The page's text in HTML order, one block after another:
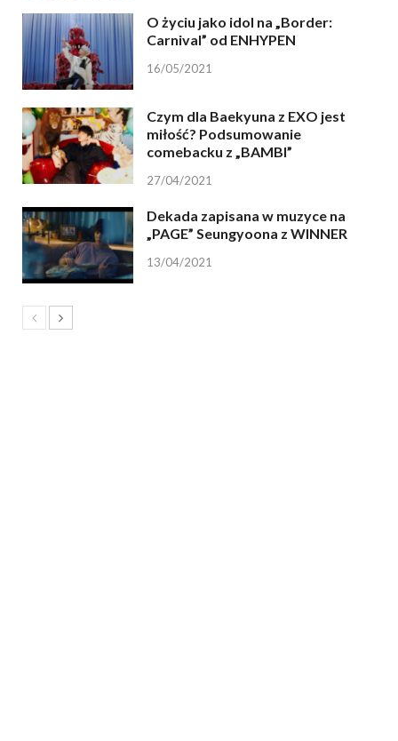
O życiu jako idol na „Border:
Carnival” od ENHYPEN
16/05/2021
Czym dla Baekyuna z EXO jest
miłość? Podsumowanie
comebacku z „BAMBI”
27/04/2021
Dekada zapisana w muzyce na
„PAGE” Seungyoona z WINNER
13/04/2021